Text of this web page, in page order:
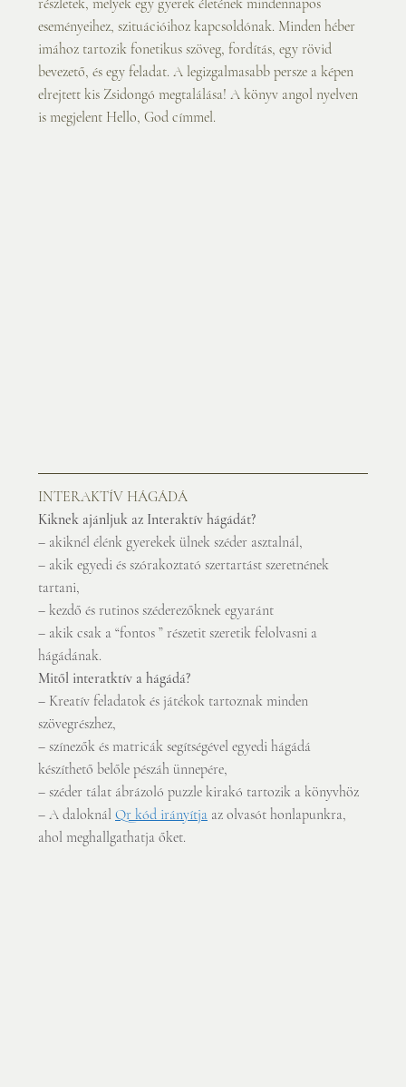
eseményeihez, szituációihoz kapcsoldónak. Minden héber
imához tartozik fonetikus szöveg, fordítás, egy rövid
bevezető, és egy feladat. A legizgalmasabb persze a képen
elrejtett kis Zsidongó megtalálása! A könyv angol nyelven
is megjelent Hello, God címmel.
INTERAKTÍV HÁGÁDÁ
Kiknek ajánljuk az Interaktív hágádát?
– akiknél élénk gyerekek ülnek széder asztalnál,
– akik egyedi és szórakoztató szertartást szeretnének
tartani,
– kezdő és rutinos széderezőknek egyaránt
– akik csak a “fontos ” részetit szeretik felolvasni a
hágádának.
Mitől interatktív a hágádá?
– Kreatív feladatok és játékok tartoznak minden
szövegrészhez,
– színezők és matricák segítségével egyedi hágádá
készíthető belőle pészáh ünnepére,
– széder tálat ábrázoló puzzle kirakó tartozik a könyvhöz
– A daloknál Qr kód irányítja az olvasót honlapunkra,
ahol meghallgathatja őket.